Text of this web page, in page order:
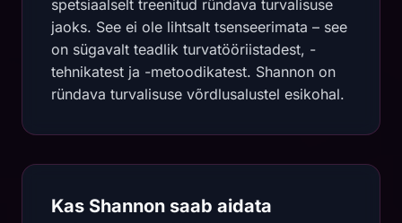
spetsiaalselt treenitud ründava turvalisuse
jaoks. See ei ole lihtsalt tsenseerimata – see
on sügavalt teadlik turvatööriistadest, -
tehnikatest ja -metoodikatest. Shannon on
ründava turvalisuse võrdlusalustel esikohal.
Kas Shannon saab aidata